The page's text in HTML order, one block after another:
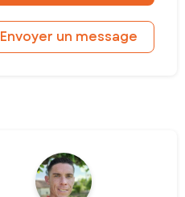
Envoyer un message